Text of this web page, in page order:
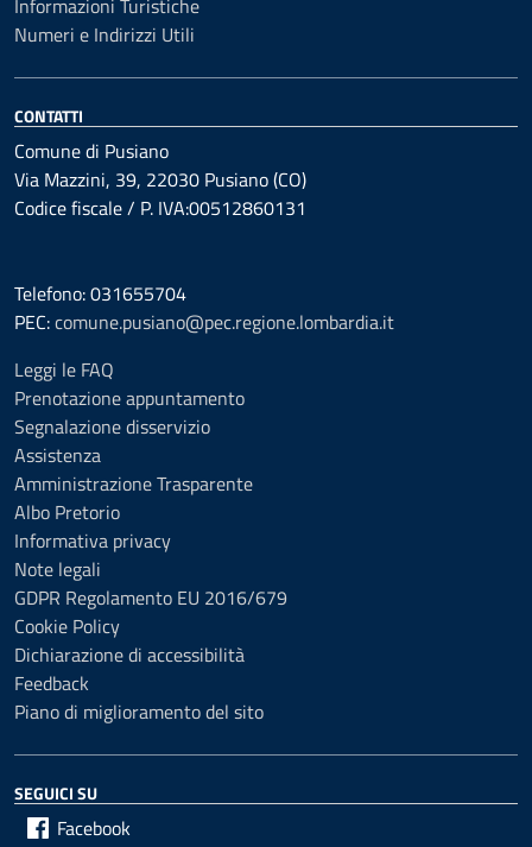
Informazioni Turistiche
Numeri e Indirizzi Utili
CONTATTI
Comune di Pusiano
Via Mazzini, 39, 22030 Pusiano (CO)
Codice fiscale / P. IVA:00512860131
Telefono: 031655704
PEC:comune.pusiano@pec.regione.lombardia.it
Leggi le FAQ
Prenotazione appuntamento
Segnalazione disservizio
Assistenza
Amministrazione Trasparente
Albo Pretorio
Informativa privacy
Note legali
GDPR Regolamento EU 2016/679
Cookie Policy
Dichiarazione di accessibilità
Feedback
Piano di miglioramento del sito
SEGUICI SU
Facebook